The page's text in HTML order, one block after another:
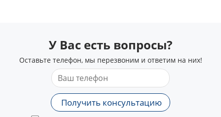
У Вас есть вопросы?
Оставьте телефон, мы перезвоним и ответим на них!
Получить консультацию